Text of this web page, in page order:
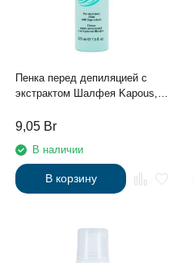
Пенка перед депиляцией с
экстрактом Шалфея Kapous,
9,05 Br
В наличии
В корзину